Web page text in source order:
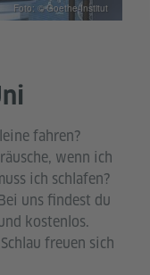
fahren?
wenn ich
ich schlafen?
uns findest du
kostenlos.
freuen sich
Foto: © Goethe-Institut